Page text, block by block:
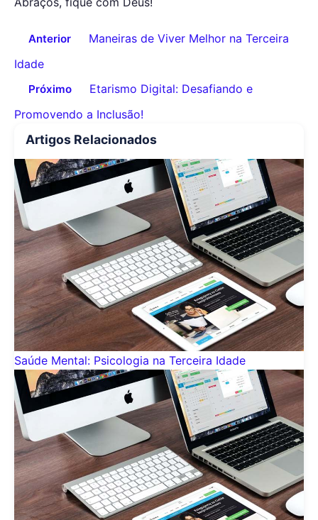
Anterior
Maneiras de Viver Melhor na Terceira
Idade
Próximo
Etarismo Digital: Desafiando e
Promovendo a Inclusão!
Artigos Relacionados
Saúde Mental: Psicologia na Terceira Idade